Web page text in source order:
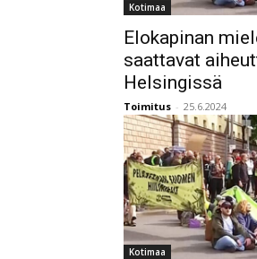
Kotimaa
Elokapinan
saattavat
Helsingissä
Toimitus - 25.6.2024
Kotimaa